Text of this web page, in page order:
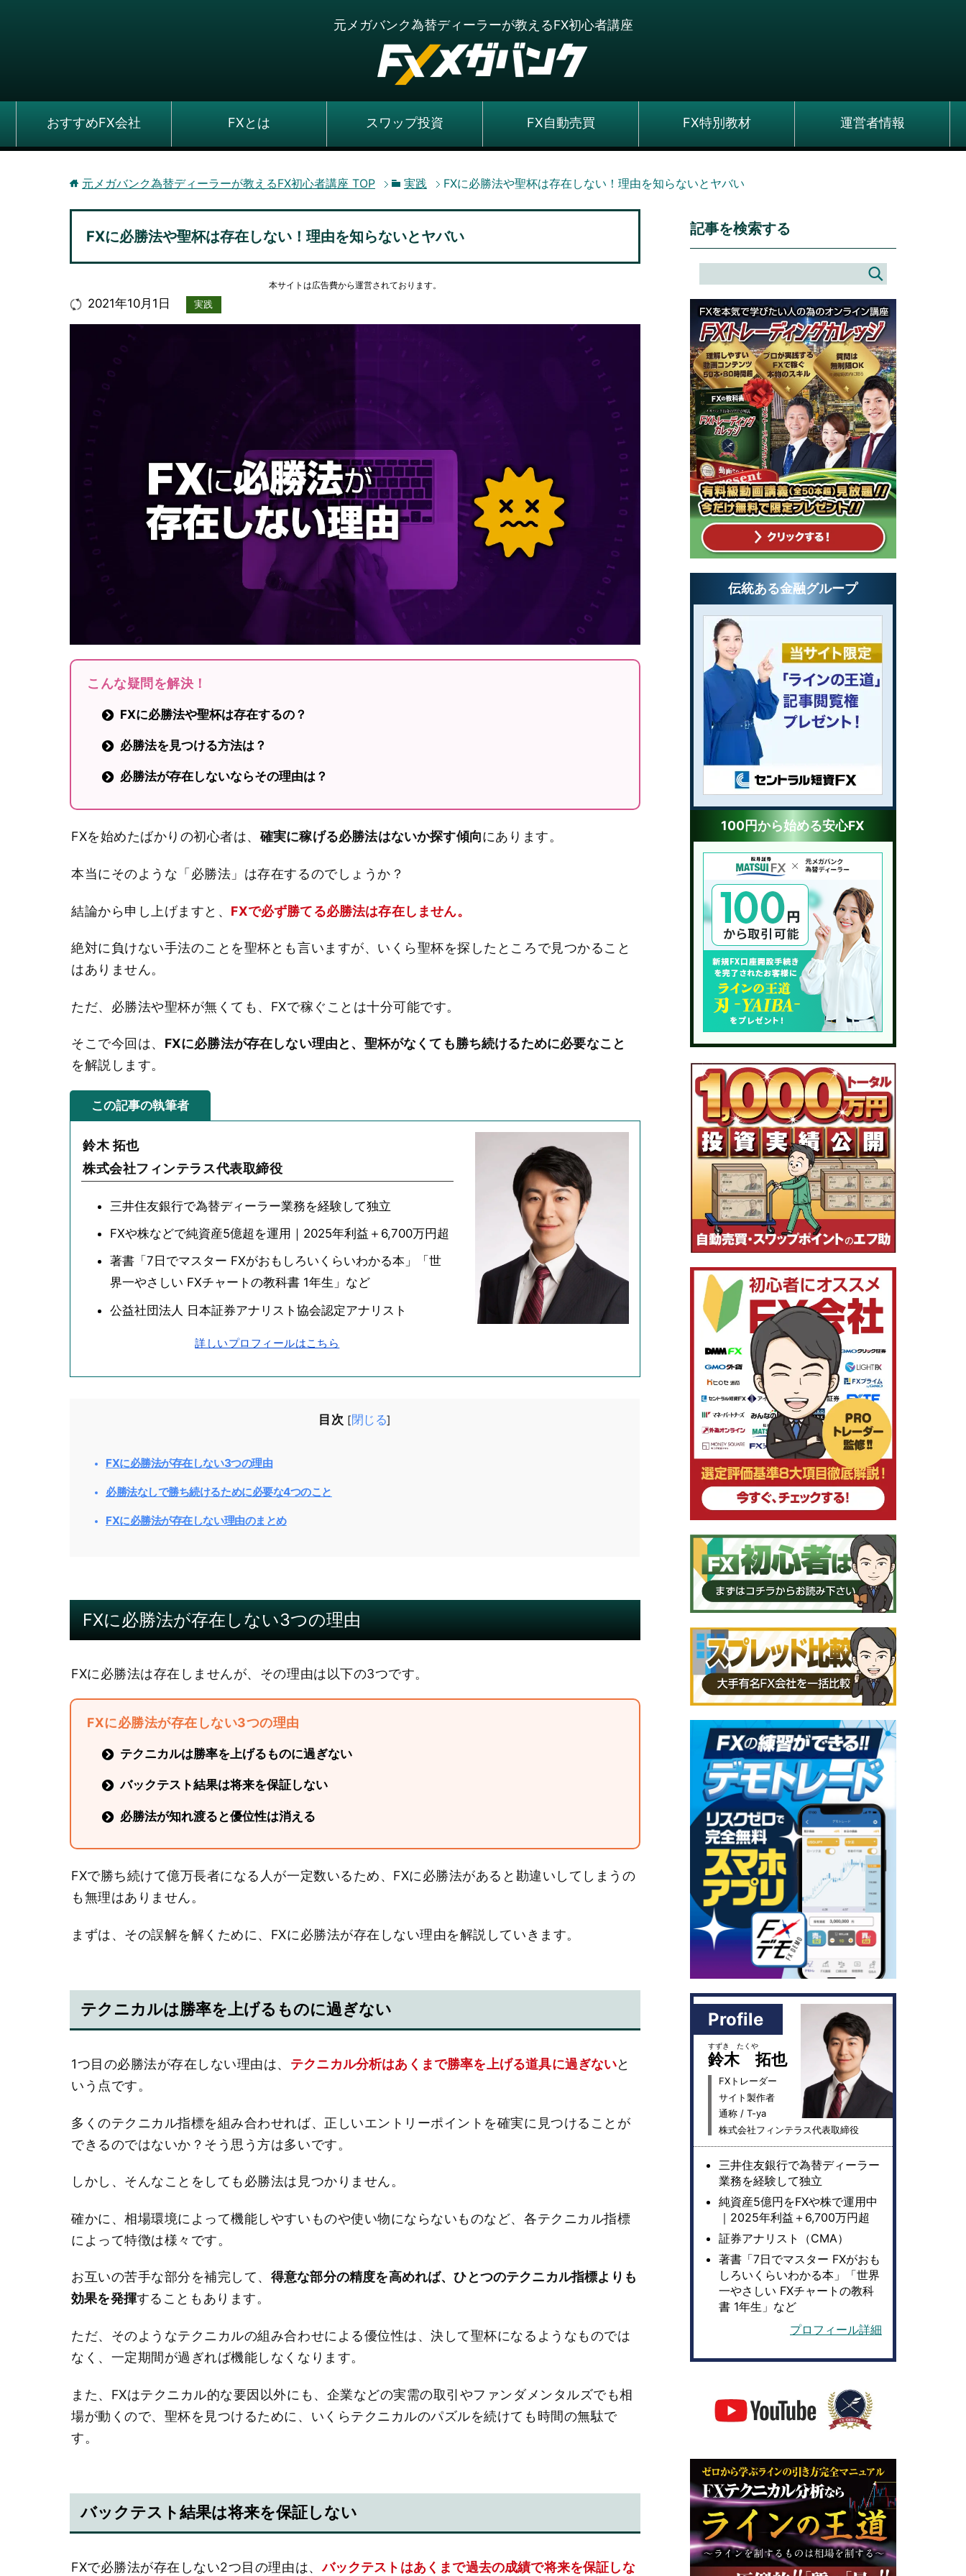
元メガバンク為替ディーラーが教えるFX初心者講座
おすすめFX会社 FXとは スワップ投資 FX自動売買 FX特別教材 運営者情報
元メガバンク為替ディーラーが教えるFX初心者講座 TOP 実践 FXに必勝法や聖杯は存在しない！理由を知らないとヤバい
FXに必勝法や聖杯は存在しない！理由を知らないとヤバい
本サイトは広告費から運営されております。
2021年10月1日 実践
こんな疑問を解決！
FXに必勝法や聖杯は存在するの？
必勝法を見つける方法は？
必勝法が存在しないならその理由は？
FXを始めたばかりの初心者は、確実に稼げる必勝法はないか探す傾向にあります。
本当にそのような「必勝法」は存在するのでしょうか？
結論から申し上げますと、 FXで必ず勝てる必勝法は存在しません。
絶対に負けない手法のことを聖杯とも言いますが、いくら聖杯を探したところで見つかること
はありません。
ただ、必勝法や聖杯が無くても、FXで稼ぐことは十分可能です。
そこで今回は、 FXに必勝法が存在しない理由と、聖杯がなくても勝ち続けるために必要なこと
を解説します。
この記事の執筆者
鈴木 拓也
株式会社フィンテラス代表取締役
三井住友銀行で為替ディーラー業務を経験して独立
FXや株などで純資産5億超を運用｜2025年利益＋6,700万円超
著書「7日でマスター FXがおもしろいくらいわかる本」「世
界一やさしい FXチャートの教科書 1年生」など
公益社団法人 日本証券アナリスト協会認定アナリスト
詳しいプロフィールはこちら
目次 [閉じる]
FXに必勝法が存在しない3つの理由
必勝法なしで勝ち続けるために必要な4つのこと
FXに必勝法が存在しない理由のまとめ
FXに必勝法が存在しない3つの理由
FXに必勝法は存在しませんが、その理由は以下の3つです。
FXに必勝法が存在しない3つの理由
テクニカルは勝率を上げるものに過ぎない
バックテスト結果は将来を保証しない
必勝法が知れ渡ると優位性は消える
FXで勝ち続けて億万長者になる人が一定数いるため、FXに必勝法があると勘違いしてしまうの
も無理はありません。
まずは、その誤解を解くために、FXに必勝法が存在しない理由を解説していきます。
テクニカルは勝率を上げるものに過ぎない
1つ目の必勝法が存在しない理由は、 テクニカル分析はあくまで勝率を上げる道具に過ぎないと
いう点です。
多くのテクニカル指標を組み合わせれば、正しいエントリーポイントを確実に見つけることが
できるのではないか？そう思う方は多いです。
しかし、そんなことをしても必勝法は見つかりません。
確かに、相場環境によって機能しやすいものや使い物にならないものなど、各テクニカル指標
によって特徴は様々です。
お互いの苦手な部分を補完して、 得意な部分の精度を高めれば、ひとつのテクニカル指標よりも
効果を発揮することもあります。
ただ、そのようなテクニカルの組み合わせによる優位性は、決して聖杯になるようなものでは
なく、一定期間が過ぎれば機能しなくなります。
また、FXはテクニカル的な要因以外にも、企業などの実需の取引やファンダメンタルズでも相
場が動くので、聖杯を見つけるために、いくらテクニカルのパズルを続けても時間の無駄で
す。
バックテスト結果は将来を保証しない
FXで必勝法が存在しない2つ目の理由は、バックテストはあくまで過去の成績で将来を保証しな
記事を検索する
伝統ある金融グループ
100円から始める安心FX
Profile
すずき たくや
鈴木 拓也
FXトレーダー
サイト製作者
通称 / T-ya
株式会社フィンテラス代表取締役
三井住友銀行で為替ディーラー
業務を経験して独立
純資産5億円をFXや株で運用中
｜2025年利益＋6,700万円超
証券アナリスト（CMA）
著書「7日でマスター FXがおも
しろいくらいわかる本」「世界
一やさしい FXチャートの教科
書 1年生」など
プロフィール詳細